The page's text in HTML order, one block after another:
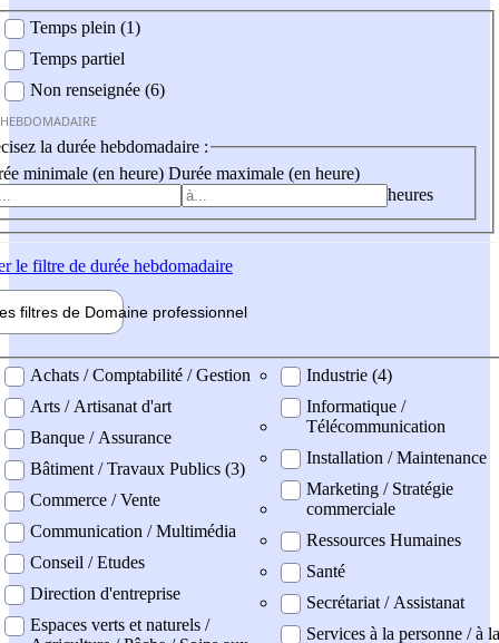
Temps plein (1)
Temps partiel
Non renseignée (6)
la durée hebdomadaire :
minimale (en heure) Durée maximale (en heure)
heures
le filtre de durée hebdomadaire
filtres de Domaine professionnel
professionel
Achats / Comptabilité / Gestion
Arts / Artisanat d'art
Banque / Assurance
Bâtiment / Travaux Publics (3)
Commerce / Vente
Communication / Multimédia
Conseil / Etudes
Direction d'entreprise
Espaces verts et naturels /
Industrie (4)
Informatique /
Télécommunication
Installation / Maintenance
Marketing / Stratégie
commerciale
Ressources Humaines
Santé
Secrétariat / Assistanat
Services à la personne / à la